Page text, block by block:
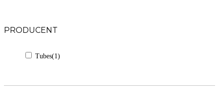
PRODUCENT
Tubes(1)